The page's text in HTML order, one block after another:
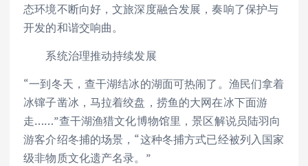
态环境不断向好，文旅深度融合发展，奏响了保护与
开发的和谐交响曲。
系统治理推动持续发展
“一到冬天，查干湖结冰的湖面可热闹了。渔民们拿着
冰镩子凿冰，马拉着绞盘，捞鱼的大网在冰下面游
走……”查干湖渔猎文化博物馆里，景区解说员陆羽向
游客介绍冬捕的场景，“这种冬捕方式已经被列入国家
级非物质文化遗产名录。”